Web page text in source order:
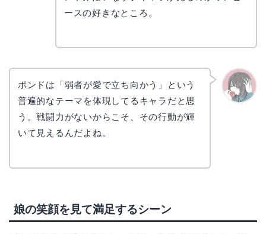
ースの好きなところ。
ポンドは「弱者が愛で立ち向かう」という
普遍的なテーマを体現してるキャラだと思
う。戦闘力がないからこそ、その行動が輝
いて見えるんだよね。
娘の笑顔を見て満足するシーン